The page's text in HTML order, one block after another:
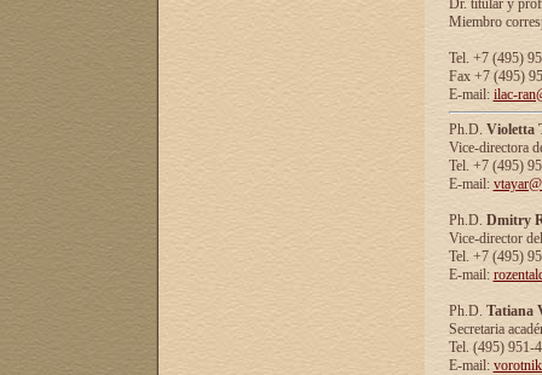
Dr. titular y
Miembro
Tel. +7 (495)
Fax +7 (495)
E-mail: ilac-
Ph.D. Violetta
Vice-directora
Tel. +7 (495)
E-mail:
Ph.D. Dmitry
Vice-director
Tel. +7 (495)
E-mail:
Ph.D. Tatiana
Secretaria
Tel. (495) 951-
E-mail: